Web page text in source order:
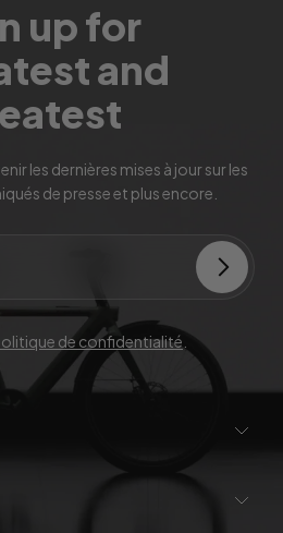
up for
and
les dernières mises à jour sur les
de presse et plus encore.
de confidentialité